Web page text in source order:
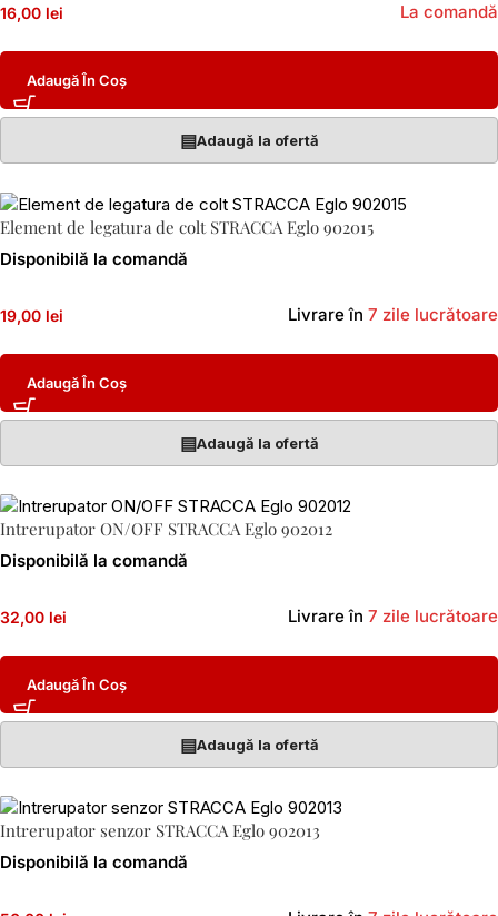
16,00 lei La comandă
Adaugă În Coș
▤Adaugă la ofertă
Element de legatura de colt STRACCA Eglo 902015
Disponibilă la comandă
19,00 lei Livrare în 7 zile lucrătoare
Adaugă În Coș
▤Adaugă la ofertă
Intrerupator ON/OFF STRACCA Eglo 902012
Disponibilă la comandă
32,00 lei Livrare în 7 zile lucrătoare
Adaugă În Coș
▤Adaugă la ofertă
Intrerupator senzor STRACCA Eglo 902013
Disponibilă la comandă